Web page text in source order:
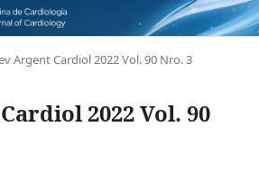
Argent Cardiol 2022 Vol. 90 Nro. 3
2022 Vol. 90